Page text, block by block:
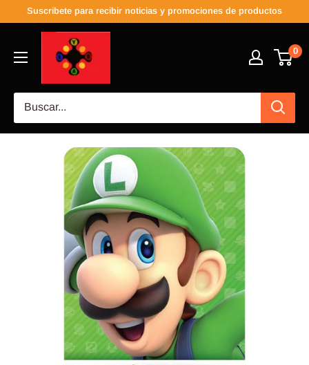
Suscribete para recibir noticias y promociones de productos
0